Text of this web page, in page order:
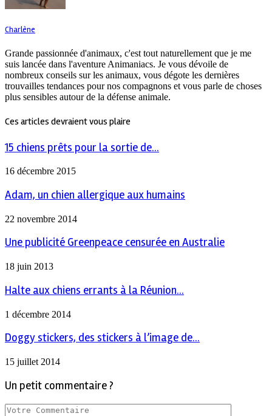
Charlène
Grande passionnée d'animaux, c'est tout naturellement que je me
suis lancée dans l'aventure Animaniacs. Je vous dévoile de
nombreux conseils sur les animaux, vous dégote les dernières
trouvailles tendances pour nos compagnons et vous parle de choses
plus sensibles autour de la défense animale.
Ces articles devraient vous plaire
15 chiens prêts pour la sortie de...
16 décembre 2015
Adam, un chien allergique aux humains
22 novembre 2014
Une publicité Greenpeace censurée en Australie
18 juin 2013
Halte aux chiens errants à la Réunion...
1 décembre 2014
Doggy stickers, des stickers à l’image de...
15 juillet 2014
Un petit commentaire ?